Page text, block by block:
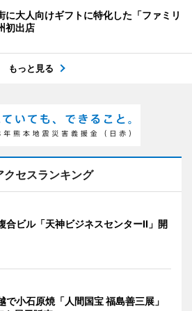
に大人向けギフトに特化した「ファミリ
初出店
もっと見る
クセスランキング
合ビル「天神ビジネスセンターII」開
で小石原焼「人間国宝 福島善三展」